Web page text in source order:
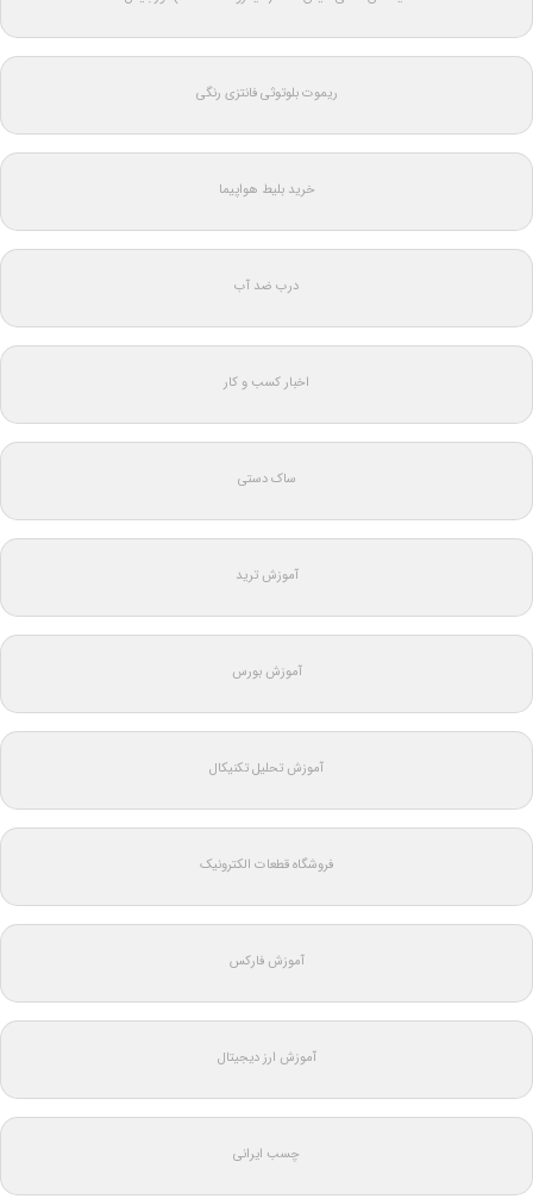
ریموت بلوتوثی فانتزی رنگی
خرید بلیط هواپیما
درب ضد آب
اخبار کسب و کار
ساک دستی
آموزش ترید
آموزش بورس
آموزش تحلیل تکنیکال
فروشگاه قطعات الکترونیک
آموزش فارکس
آموزش ارز دیجیتال
چسب ایرانی